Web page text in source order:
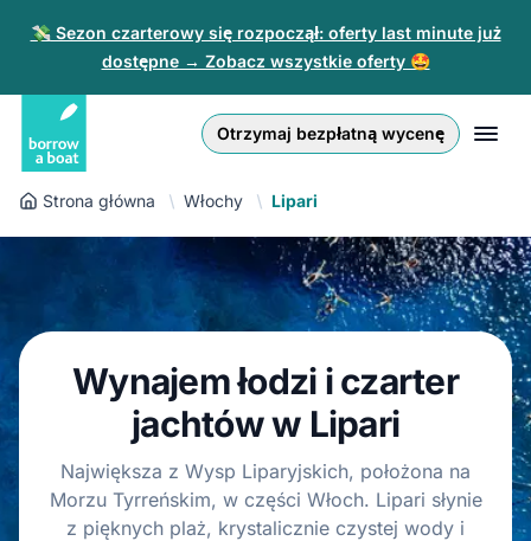
💸 Sezon czarterowy się rozpoczął: oferty last minute już
dostępne → Zobacz wszystkie oferty 🤩
Otrzymaj bezpłatną wycenę
Zaloguj się
Zarejestruj się
Dla partnerów
PLN
Euro
Złoty
English (UK)
Nederlands
Español
Polski
Strona główna Włochy Lipari
Wynajem łodzi i czarter
jachtów w Lipari
Największa z Wysp Liparyjskich, położona na
Morzu Tyrreńskim, w części Włoch. Lipari słynie
z pięknych plaż, krystalicznie czystej wody i